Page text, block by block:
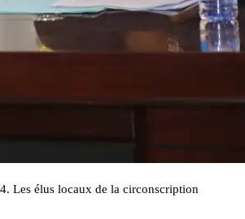
Les élus locaux de la circonscription